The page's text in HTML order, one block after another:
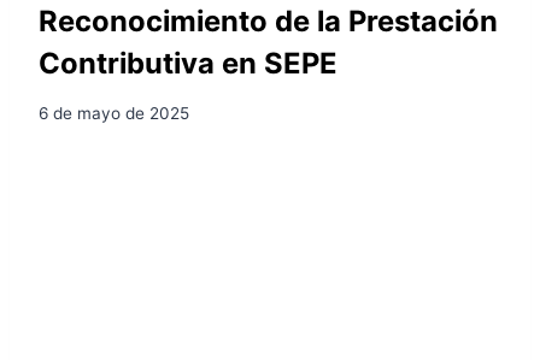
Reconocimiento de la Prestación
Contributiva en SEPE
6 de mayo de 2025